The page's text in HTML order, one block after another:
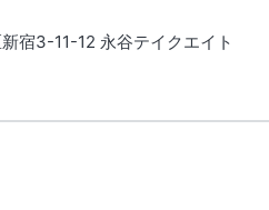
宿3-11-12 永谷テイクエイト